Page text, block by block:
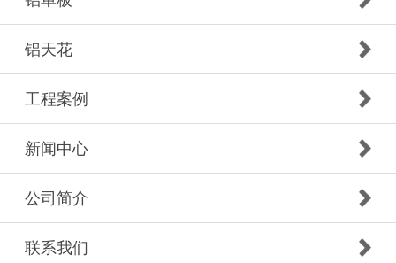
铝天花
工程案例
新闻中心
公司简介
联系我们